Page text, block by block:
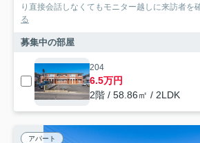
り直接会話しなくてもモニター越しに来訪者を
る
募集中の部屋
204
6.5万円
2階 / 58.86㎡ / 2LDK
アパート